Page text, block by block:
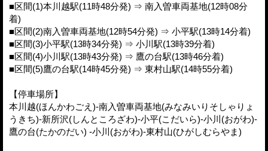
■区間(1)本川越駅(11時48分発) ⇒ 南入曽車両基地(12時08分
着)
■区間(2)南入曽車両基地(12時54分発) ⇒ 小平駅(13時14分着)
■区間(3)小平駅(13時34分発) ⇒ 小川駅(13時39分着)
■区間(4)小川駅(13時43分発) ⇒ 鷹の台駅(13時46分着)
■区間(5)鷹の台駅(14時45分発) ⇒ 東村山駅(14時55分着)
【停車場所】
本川越(ほんかわごえ)-南入曽車両基地(みなみいりそしゃりょ
うきち)-新所沢(しんところざわ)-小平(こだいら)-小川(おがわ)-
鷹の台(たかのだい) -小川(おがわ)-東村山(ひがしむらやま)